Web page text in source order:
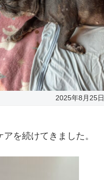
2025年8月25日
を続けてきました。